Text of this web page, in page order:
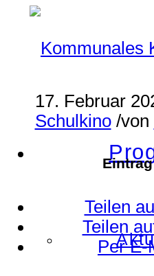
17. Februar
Schulkino /von
Teilen
Teilen
Per E-